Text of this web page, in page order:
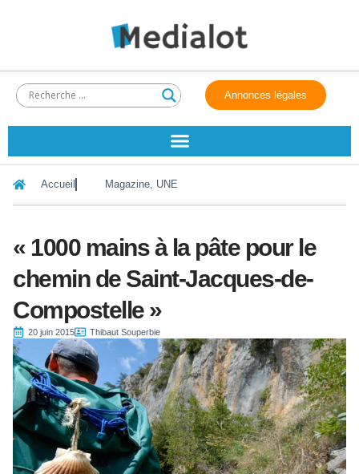
Annonces légales
Accueil Magazine, UNE
« 1000 mains à la pâte pour le
chemin de Saint-Jacques-de-
Compostelle »
20 juin 2015 Thibaut Souperbie